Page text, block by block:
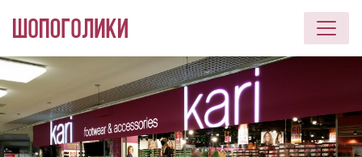
Перейти к основному содержанию